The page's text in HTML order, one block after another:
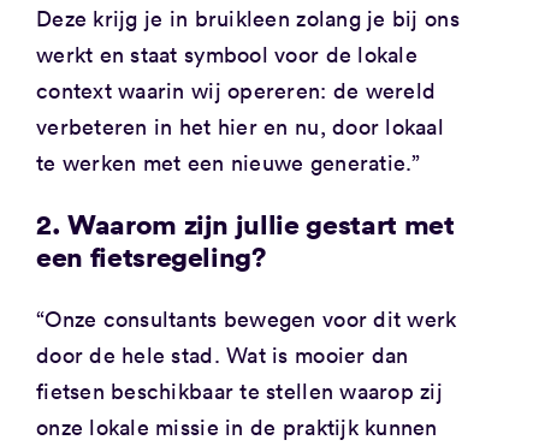
Deze krijg je in bruikleen zolang je bij ons
werkt en staat symbool voor de lokale
context waarin wij opereren: de wereld
verbeteren in het hier en nu, door lokaal
te werken met een nieuwe generatie.”
2. Waarom zijn jullie gestart met
een fietsregeling?
“Onze consultants bewegen voor dit werk
door de hele stad. Wat is mooier dan
fietsen beschikbaar te stellen waarop zij
onze lokale missie in de praktijk kunnen